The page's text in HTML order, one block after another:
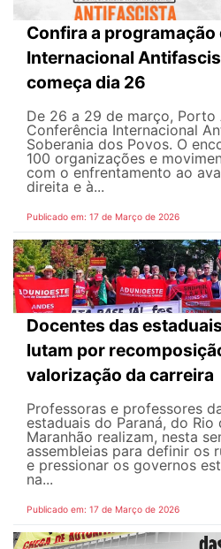
Confira a programação
Internacional
começa dia 26
De 26 a 29 de março, Porto
Conferência Internacional
Soberania dos Povos. O
100 organizações e
com o enfrentamento ao
direita e à...
Publicado em: 17 de Março de 2026
Docentes das
lutam por
valorização da carreira
Professoras e professores
estaduais do Paraná, do Rio
Maranhão realizam, nesta
assembleias para definir os
e pressionar os governos
na...
Publicado em: 17 de Março de 2026